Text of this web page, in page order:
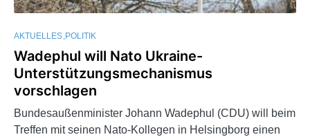
AKTUELLES POLITIK
Wadephul will Nato Ukraine-
Unterstützungsmechanismus
vorschlagen
Bundesaußenminister Johann Wadephul (CDU) will beim
Treffen mit seinen Nato-Kollegen in Helsingborg einen